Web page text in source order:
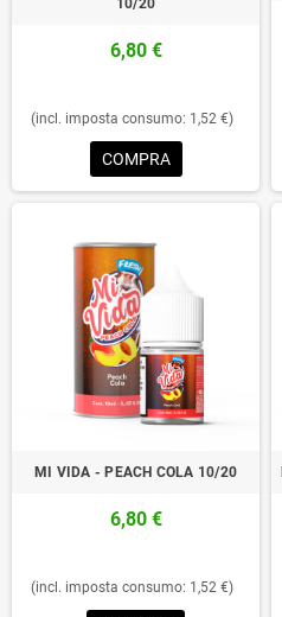
10/20
6,80 €
(incl. imposta consumo: 1,52 €)
COMPRA
MI VIDA - PEACH COLA 10/20
6,80 €
(incl. imposta consumo: 1,52 €)